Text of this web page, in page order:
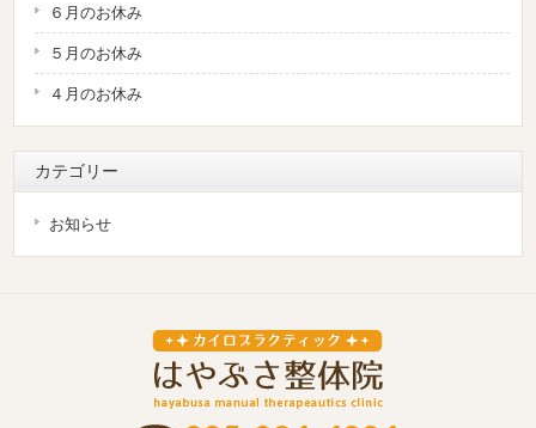
６月のお休み
５月のお休み
４月のお休み
カテゴリー
お知らせ